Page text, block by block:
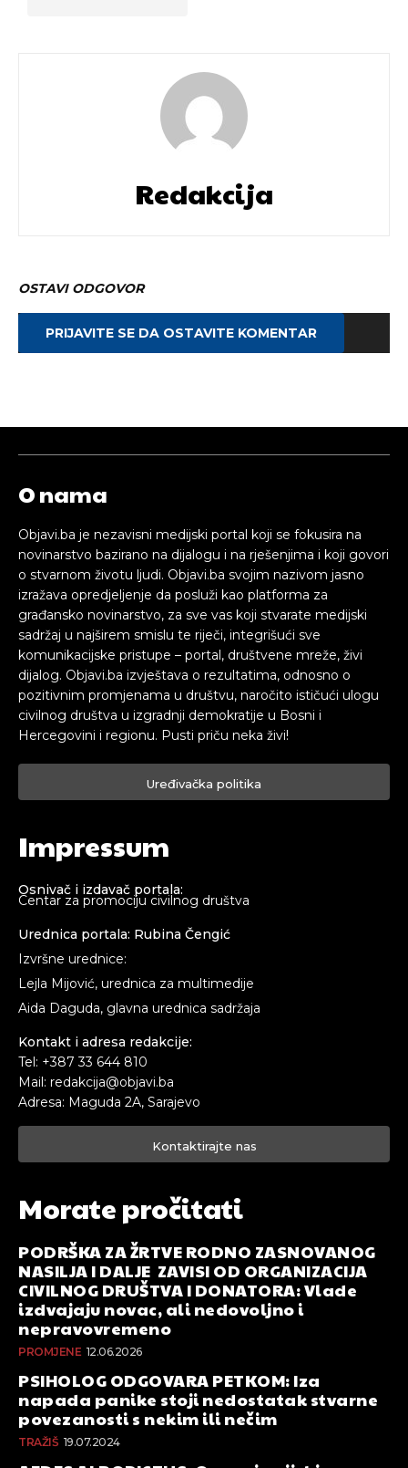
Redakcija
OSTAVI ODGOVOR
PRIJAVITE SE DA OSTAVITE KOMENTAR
O nama
Objavi.ba je nezavisni medijski portal koji se fokusira na
novinarstvo bazirano na dijalogu i na rješenjima i koji govori
o stvarnom životu ljudi. Objavi.ba svojim nazivom jasno
izražava opredjeljenje da posluži kao platforma za
građansko novinarstvo, za sve vas koji stvarate medijski
sadržaj u najširem smislu te riječi, integrišući sve
komunikacijske pristupe – portal, društvene mreže, živi
dijalog. Objavi.ba izvještava o rezultatima, odnosno o
pozitivnim promjenama u društvu, naročito ističući ulogu
civilnog društva u izgradnji demokratije u Bosni i
Hercegovini i regionu. Pusti priču neka živi!
Uređivačka politika
Impressum
Osnivač i izdavač portala:
Centar za promociju civilnog društva
Urednica portala: Rubina Čengić
Izvršne urednice:
Lejla Mijović, urednica za multimedije
Aida Daguda, glavna urednica sadržaja
Kontakt i adresa redakcije:
Tel: +387 33 644 810
Mail: redakcija@objavi.ba
Adresa: Maguda 2A, Sarajevo
Kontaktirajte nas
Morate pročitati
PODRŠKA ZA ŽRTVE RODNO ZASNOVANOG
NASILJA I DALJE ZAVISI OD ORGANIZACIJA
CIVILNOG DRUŠTVA I DONATORA: Vlade
izdvajaju novac, ali nedovoljno i
nepravovremeno
PROMJENE 12.06.2026
PSIHOLOG ODGOVARA PETKOM: Iza
napada panike stoji nedostatak stvarne
povezanosti s nekim ili nečim
TRAŽIŠ 19.07.2024